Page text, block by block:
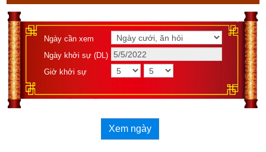
Ngày cần xem
Ngày khởi sự (DL)
Giờ khởi sự
Xem ngày